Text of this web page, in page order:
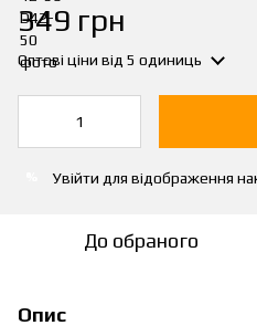
349 грн
Оптові ціни від 5 одиниць
Увійти для відображення
До обраного
Опис